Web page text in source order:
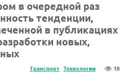
в очередной раз
тенденции,
в публикациях
новых,
Транспорт Технологии 18